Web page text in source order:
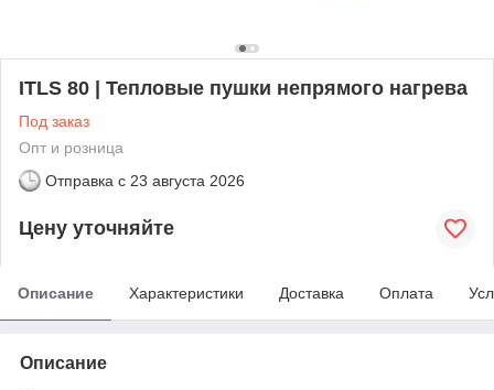
ITLS 80 | Тепловые пушки непрямого нагрева
Под заказ
Опт и розница
Отправка с 23 августа 2026
Цену уточняйте
Описание Характеристики Доставка Оплата
Описание